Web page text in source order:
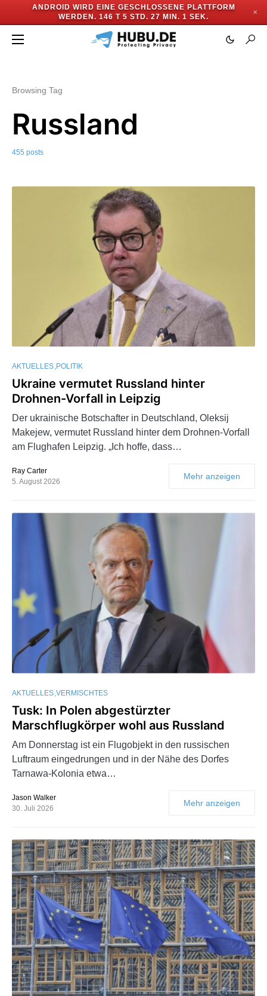
ANDROID WIRD EINE GESCHLOSSENE PLATTFORM
WERDEN.
146 T 5 STD. 26 MIN. 58 SEK.
✕
Browsing Tag
Russland
455 posts
AKTUELLES POLITIK
Ukraine vermutet Russland hinter
Drohnen-Vorfall in Leipzig
Der ukrainische Botschafter in Deutschland, Oleksij
Makejew, vermutet Russland hinter dem Drohnen-Vorfall
am Flughafen Leipzig. „Ich hoffe, dass…
Ray Carter
5. August 2026
Mehr anzeigen
AKTUELLES VERMISCHTES
Tusk: In Polen abgestürzter
Marschflugkörper wohl aus Russland
Am Donnerstag ist ein Flugobjekt in den russischen
Luftraum eingedrungen und in der Nähe des Dorfes
Tarnawa-Kolonia etwa…
Jason Walker
30. Juli 2026
Mehr anzeigen